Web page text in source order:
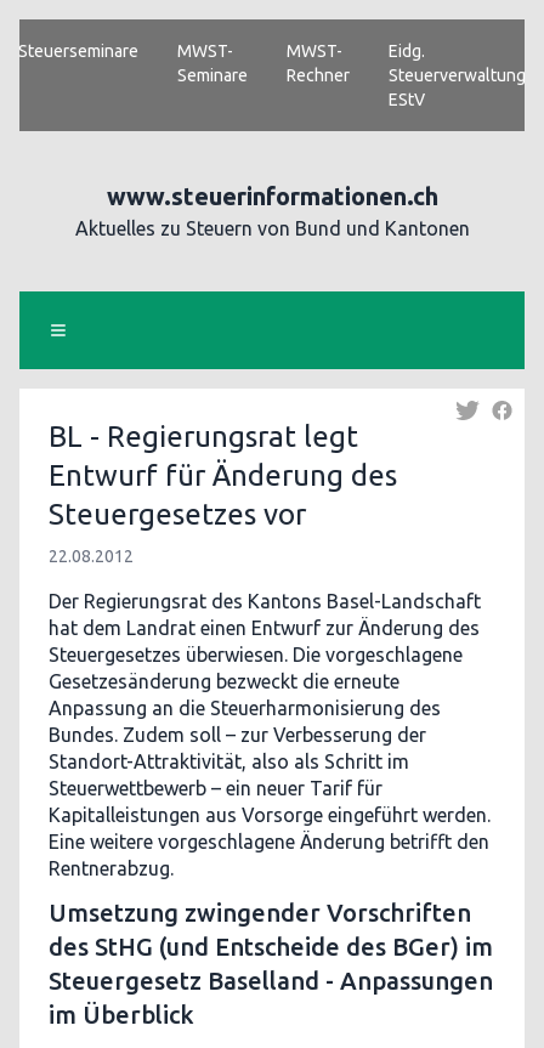
Steuerseminare
MWST-
Seminare
MWST-
Rechner
Eidg.
Steuerverwaltung
EStV
www.steuerinformationen.ch
Aktuelles zu Steuern von Bund und Kantonen
BL - Regierungsrat legt
Entwurf für Änderung des
Steuergesetzes vor
22.08.2012
Der Regierungsrat des Kantons Basel-Landschaft
hat dem Landrat einen Entwurf zur Änderung des
Steuergesetzes überwiesen. Die vorgeschlagene
Gesetzesänderung bezweckt die erneute
Anpassung an die Steuerharmonisierung des
Bundes. Zudem soll – zur Verbesserung der
Standort-Attraktivität, also als Schritt im
Steuerwettbewerb – ein neuer Tarif für
Kapitalleistungen aus Vorsorge eingeführt werden.
Eine weitere vorgeschlagene Änderung betrifft den
Rentnerabzug.
Umsetzung zwingender Vorschriften
des StHG (und Entscheide des BGer) im
Steuergesetz Baselland - Anpassungen
im Überblick